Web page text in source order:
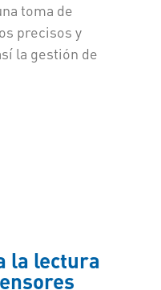
toma de
precisos y
la gestión de
la lectura